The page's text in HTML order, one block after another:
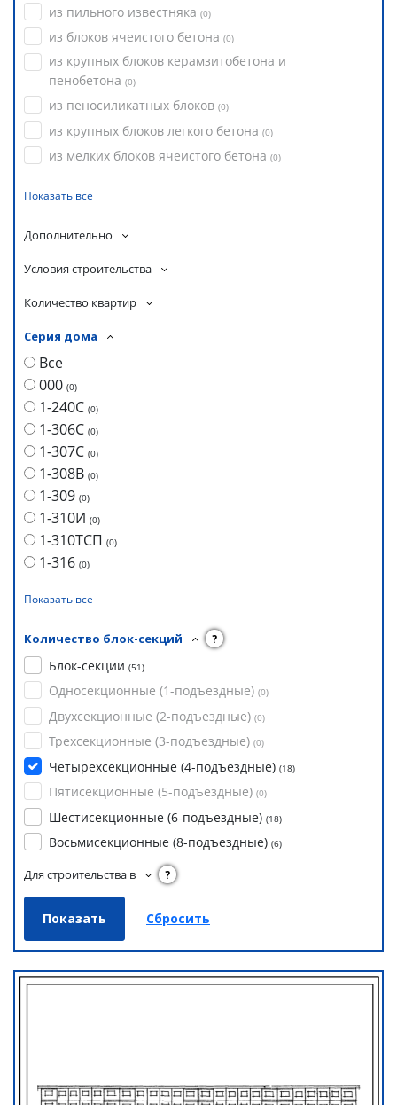
из пильного известняка (0)
из блоков ячеистого бетона (0)
из крупных блоков керамзитобетона и
пенобетона (0)
из пеносиликатных блоков (0)
из крупных блоков легкого бетона (0)
из мелких блоков ячеистого бетона (0)
Показать все
Дополнительно
Условия строительства
Количество квартир
Серия дома
Все
000 (0)
1-240С (0)
1-306С (0)
1-307С (0)
1-308В (0)
1-309 (0)
1-310И (0)
1-310ТСП (0)
1-316 (0)
Показать все
Количество блок-секций ?
Блок-секции (51)
Односекционные (1-подъездные) (0)
Двухсекционные (2-подъездные) (0)
Трехсекционные (3-подъездные) (0)
Четырехсекционные (4-подъездные) (18)
Пятисекционные (5-подъездные) (0)
Шестисекционные (6-подъездные) (18)
Восьмисекционные (8-подъездные) (6)
Для строительства в ?